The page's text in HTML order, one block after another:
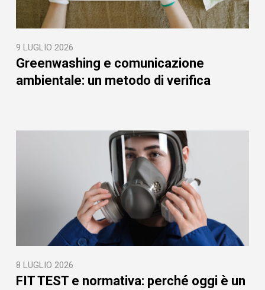
9 LUGLIO 2026
Greenwashing e comunicazione
ambientale: un metodo di verifica
8 LUGLIO 2026
FIT TEST e normativa: perché oggi è un